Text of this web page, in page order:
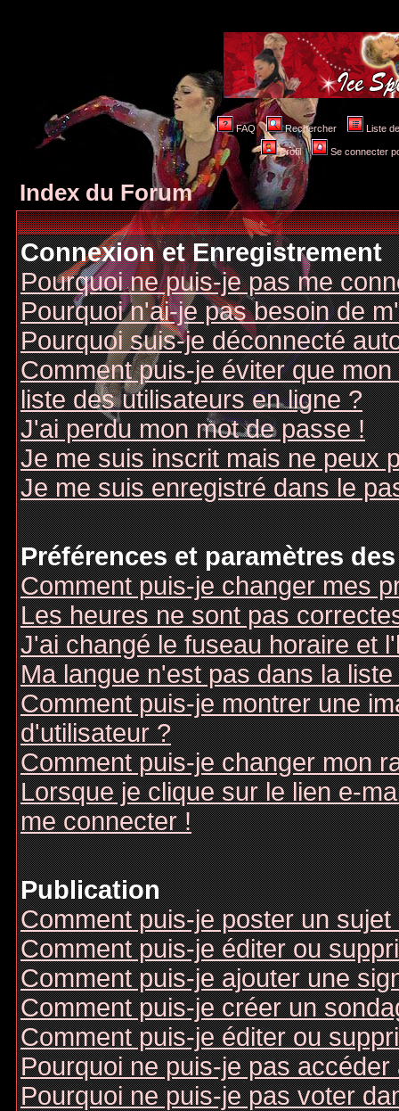
FAQ Rechercher Liste
Profil Se connecter
Index du Forum
Connexion et Enregistrement
Pourquoi ne puis-je pas me
Pourquoi n'ai-je pas besoin de
Pourquoi suis-je déconnecté
Comment puis-je éviter que
liste des utilisateurs en ligne ?
J'ai perdu mon mot de passe !
Je me suis inscrit mais ne peux
Je me suis enregistré dans le
Préférences et paramètres
Comment puis-je changer mes
Les heures ne sont pas
J'ai changé le fuseau horaire et
Ma langue n'est pas dans la liste
Comment puis-je montrer une
d'utilisateur ?
Comment puis-je changer mon
Lorsque je clique sur le lien e-
me connecter !
Publication
Comment puis-je poster un
Comment puis-je éditer ou
Comment puis-je ajouter une
Comment puis-je créer un
Comment puis-je éditer ou
Pourquoi ne puis-je pas accéder
Pourquoi ne puis-je pas voter